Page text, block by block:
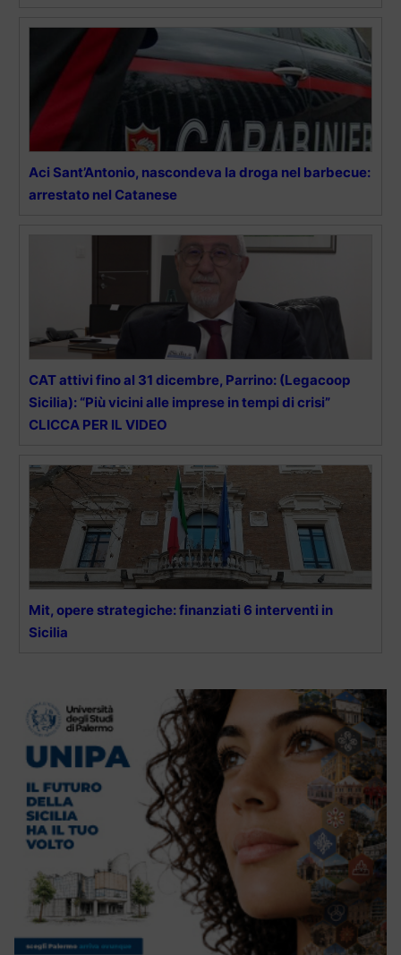
Aci Sant’Antonio, nascondeva la droga nel barbecue:
arrestato nel Catanese
CAT attivi fino al 31 dicembre, Parrino: (Legacoop
Sicilia): “Più vicini alle imprese in tempi di crisi”
CLICCA PER IL VIDEO
Mit, opere strategiche: finanziati 6 interventi in
Sicilia